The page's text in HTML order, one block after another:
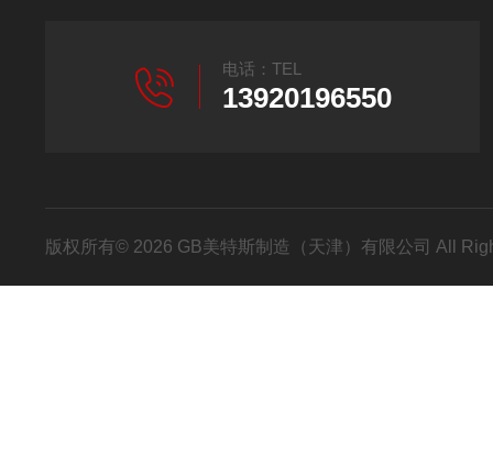
电话：TEL
13920196550
版权所有© 2026 GB美特斯制造（天津）有限公司 All